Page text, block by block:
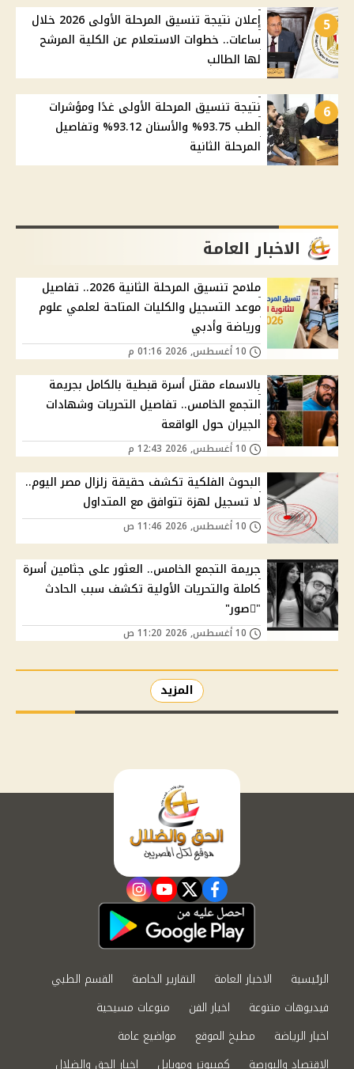
5
إعلان نتيجة تنسيق المرحلة الأولى 2026 خلال
ساعات.. خطوات الاستعلام عن الكلية المرشح
لها الطالب
6
نتيجة تنسيق المرحلة الأولى غدًا ومؤشرات
الطب 93.75% والأسنان 93.12% وتفاصيل
المرحلة الثانية
الاخبار العامة
ملامح تنسيق المرحلة الثانية 2026.. تفاصيل
موعد التسجيل والكليات المتاحة لعلمي علوم
ورياضة وأدبي
بالاسماء مقتل أسرة قبطية بالكامل بجريمة
التجمع الخامس.. تفاصيل التحريات وشهادات
الجيران حول الواقعة
البحوث الفلكية تكشف حقيقة زلزال مصر اليوم..
لا تسجيل لهزة تتوافق مع المتداول
جريمة التجمع الخامس.. العثور على جثامين أسرة
كاملة والتحريات الأولية تكشف سبب الحادث
"ًصور"
المزيد
facebook
twitter
youtube
instagram
الرئيسية الاخبار العامة التقارير الخاصة
القسم الطبي
فيديوهات متنوعة
اخبار الفن
منوعات مسيحية
اخبار الرياضة
مطبخ الموقع
مواضيع عامة
الاقتصاد والبورصة
كمبيوتر وموبايل اخبار الحق والضلال